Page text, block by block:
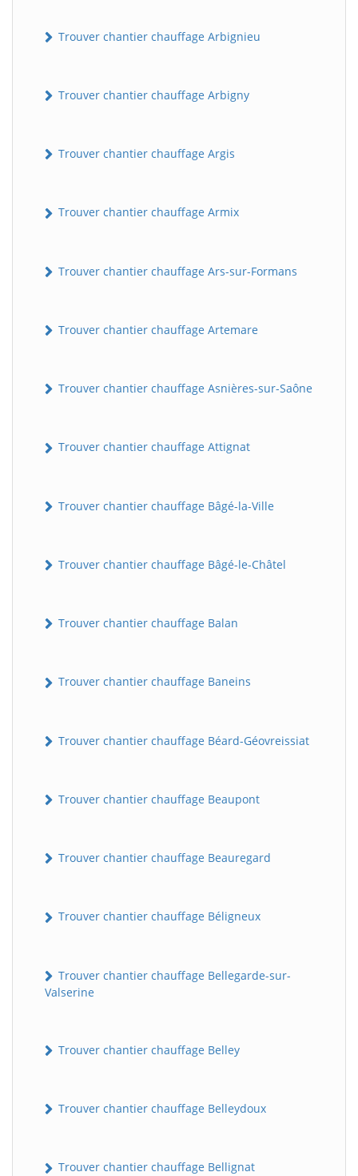
Trouver chantier chauffage Arbignieu
Trouver chantier chauffage Arbigny
Trouver chantier chauffage Argis
Trouver chantier chauffage Armix
Trouver chantier chauffage Ars-sur-Formans
Trouver chantier chauffage Artemare
Trouver chantier chauffage Asnières-sur-Saône
Trouver chantier chauffage Attignat
Trouver chantier chauffage Bâgé-la-Ville
Trouver chantier chauffage Bâgé-le-Châtel
Trouver chantier chauffage Balan
Trouver chantier chauffage Baneins
Trouver chantier chauffage Béard-Géovreissiat
Trouver chantier chauffage Beaupont
Trouver chantier chauffage Beauregard
Trouver chantier chauffage Béligneux
Trouver chantier chauffage Bellegarde-sur-
Valserine
Trouver chantier chauffage Belley
Trouver chantier chauffage Belleydoux
Trouver chantier chauffage Bellignat